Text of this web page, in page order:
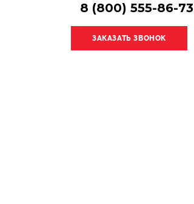
8 (800) 555-86-73